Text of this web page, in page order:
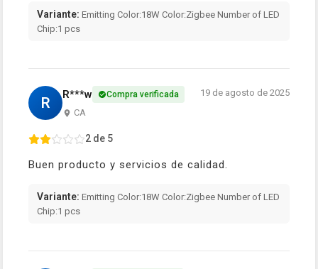
Variante: Emitting Color:18W Color:Zigbee Number of LED
Chip:1 pcs
R R***w Compra verificada
CA
19 de agosto de 2025
2 de 5
Buen producto y servicios de calidad.
Variante: Emitting Color:18W Color:Zigbee Number of LED
Chip:1 pcs